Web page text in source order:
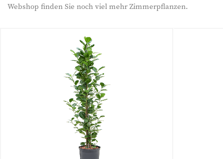
Webshop finden Sie noch viel mehr Zimmerpflanzen.